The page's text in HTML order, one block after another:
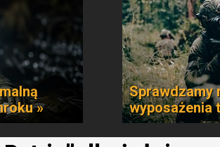
»
Sprawdzamy
wyposażenia